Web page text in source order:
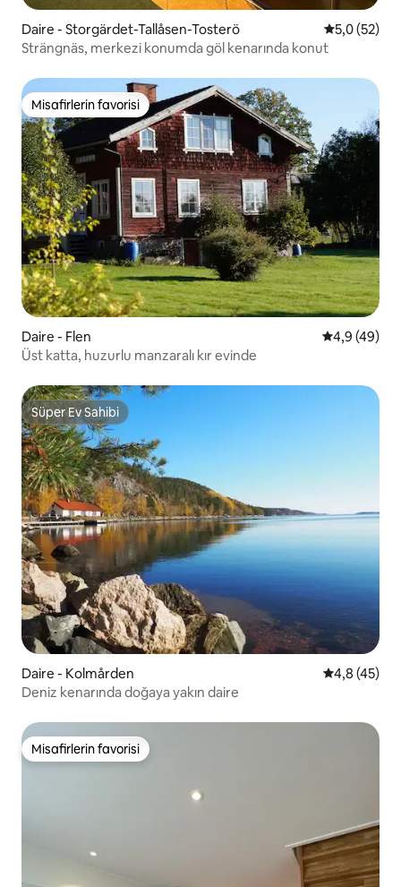
Daire - Storgärdet-Tallåsen-Tosterö 5 üzerinden
5,0 (52)
Strängnäs, merkezi konumda göl kenarında konut
Misafirlerin favorisi
Misafirlerin favorisi
Daire - Flen 5 üzerinden
4,9 (49)
Üst katta, huzurlu manzaralı kır evinde
Süper Ev Sahibi
Süper Ev Sahibi
Daire - Kolmården 5 üzerinden
4,8 (45)
Deniz kenarında doğaya yakın daire
Misafirlerin favorisi
Misafirlerin favorisi